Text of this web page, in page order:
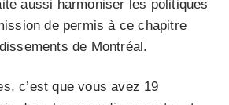
aussi harmoniser les politiques
de permis à ce chapitre
de Montréal.
c’est que vous avez 19